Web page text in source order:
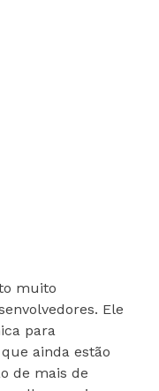
muito
Ele
para
ainda estão
de mais de